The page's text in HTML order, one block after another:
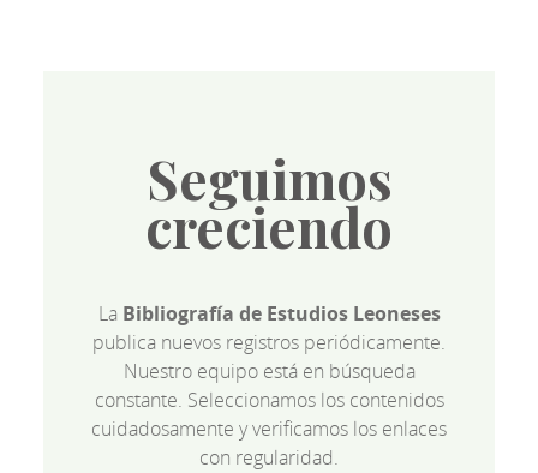
Seguimos
creciendo
La Bibliografía de Estudios Leoneses
publica nuevos registros periódicamente.
Nuestro equipo está en búsqueda
constante. Seleccionamos los contenidos
cuidadosamente y verificamos los enlaces
con regularidad.